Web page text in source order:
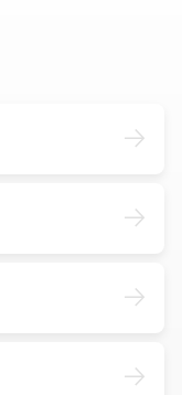
->
->
->
->